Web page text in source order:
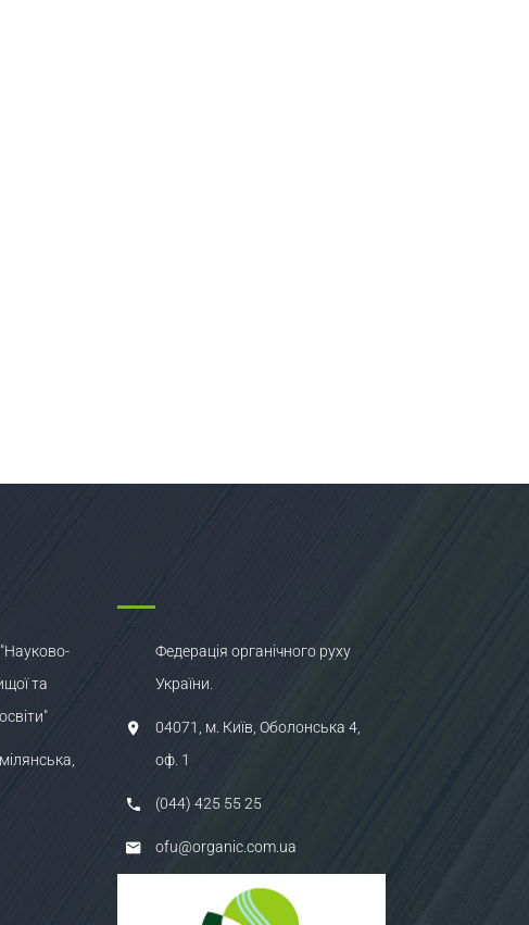
та
Федерація органічного руху
України.
04071, м. Київ, Оболонська 4,
оф. 1
(044) 425 55 25
ofu@organic.com.ua